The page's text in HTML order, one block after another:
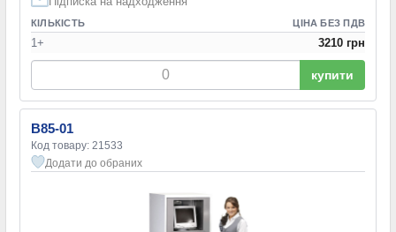
КІЛЬКІСТЬ ЦІНА БЕЗ ПДВ
1+ 3210 грн
купити
B85-01
Код товару: 21533
Додати до обраних